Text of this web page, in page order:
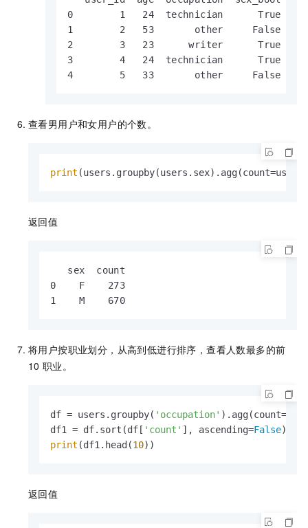
0        1   24  technician      True
1        2   53       other     False
2        3   23      writer      True
3        4   24  technician      True
4        5   33       other     False
查看男用户和女用户的个数。
print
返回值
   sex  count
0    F    273
1    M    670
将用户按职业划分，从高到低进行排序，查看人数最多的前
10 职业。
df = users.groupby( 'occupation'
df1 = df.sort(df[ 'count' ], ascending=False
print (df1.head(10))
返回值